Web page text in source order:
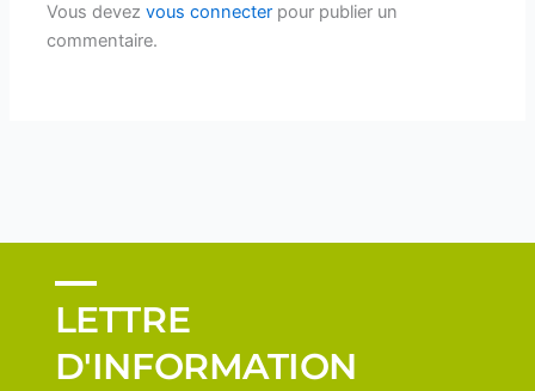
Vous devezvous connecter pour publier un
commentaire.
LETTRE
D'INFORMATION